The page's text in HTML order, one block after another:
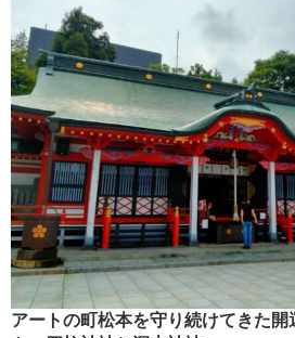
アートの町松本を守り続けてきた開